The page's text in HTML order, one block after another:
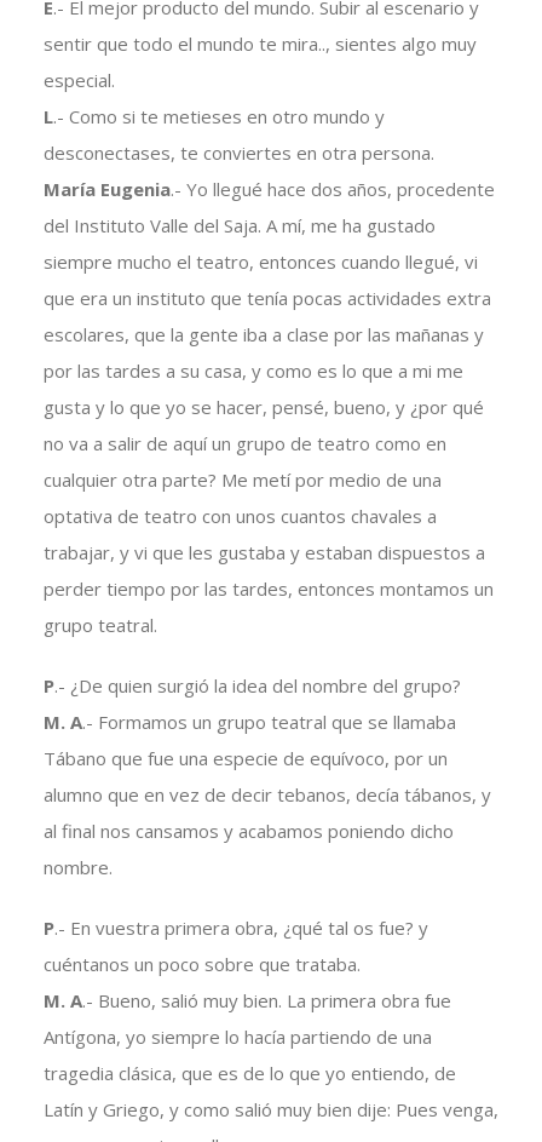
E.- El mejor producto del mundo. Subir al escenario y
sentir que todo el mundo te mira.., sientes algo muy
especial.
L.- Como si te metieses en otro mundo y
desconectases, te conviertes en otra persona.
María Eugenia.- Yo llegué hace dos años, procedente
del Instituto Valle del Saja. A mí, me ha gustado
siempre mucho el teatro, entonces cuando llegué, vi
que era un instituto que tenía pocas actividades extra
escolares, que la gente iba a clase por las mañanas y
por las tardes a su casa, y como es lo que a mi me
gusta y lo que yo se hacer, pensé, bueno, y ¿por qué
no va a salir de aquí un grupo de teatro como en
cualquier otra parte? Me metí por medio de una
optativa de teatro con unos cuantos chavales a
trabajar, y vi que les gustaba y estaban dispuestos a
perder tiempo por las tardes, entonces montamos un
grupo teatral.
P.- ¿De quien surgió la idea del nombre del grupo?
M. A.- Formamos un grupo teatral que se llamaba
Tábano que fue una especie de equívoco, por un
alumno que en vez de decir tebanos, decía tábanos, y
al final nos cansamos y acabamos poniendo dicho
nombre.
P.- En vuestra primera obra, ¿qué tal os fue? y
cuéntanos un poco sobre que trataba.
M. A.- Bueno, salió muy bien. La primera obra fue
Antígona, yo siempre lo hacía partiendo de una
tragedia clásica, que es de lo que yo entiendo, de
Latín y Griego, y como salió muy bien dije: Pues venga,